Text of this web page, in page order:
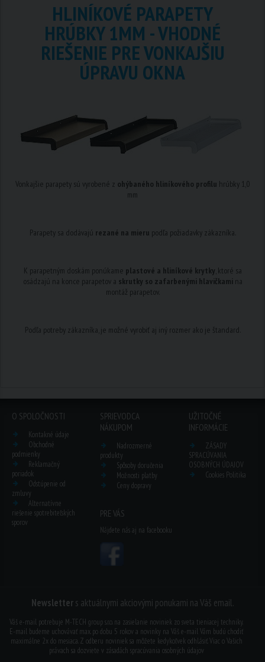
HLINÍKOVÉ PARAPETY
HRÚBKY 1MM - VHODNÉ
RIEŠENIE PRE VONKAJŠIU
ÚPRAVU OKNA
Vonkajšie parapety sú vyrobené z ohýbaného hliníkového profilu hrúbky 1,0
mm
Parapety sa dodávajú rezané na mieru podľa požiadavky zákazníka.
K parapetným doskám ponúkame plastové a hliníkové krytky , ktoré sa
osádzajú na konce parapetov a skrutky so zafarbenými hlavičkami na
montáž parapetov.
Podľa potreby zákazníka, je možné vyrobiť aj iný rozmer ako je štandard.
O SPOLOČNOSTI
Kontakné údaje
Obchodné
podmienky
Reklamačný
poriadok
Odstúpenie od
zmluvy
Alternatívne
riešenie spotrebiteľských
sporov
SPRIEVODCA
NÁKUPOM
Nadrozmerné
produkty
Spôsoby doručenia
Možnosti platby
Ceny dopravy
UŽITOČNÉ
INFORMÁCIE
ZÁSADY
SPRACÚVANIA
OSOBNÝCH ÚDAJOV
Cookies Politika
PRE VÁS
Nájdete nás aj na facebooku
Newsletters aktuálnymi akciovými ponukami na Váš email.
Váš e-mail potrebuje M-TECH group s.r.o. na zasielanie noviniek zo sveta tieniacej techniky.
E-mail budeme uchovávať max. po dobu 5 rokov a novinky na Váš e-mail Vám budú chodiť
maximálne 2x do mesiaca. Z odberu noviniek sa môžete kedykoľvek odhl.ásiť. Viac o Vašich
právach sa dozviete v zásadách spracúvania osobných údajov